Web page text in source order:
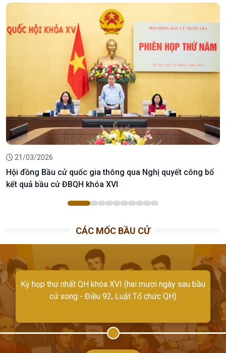
21/03/2026
Hội đồng Bầu cử quốc gia thông qua Nghị quyết công bố
kết quả bầu cử ĐBQH khóa XVI
CÁC MỐC BẦU CỬ
Các tổ chức phụ trách bầu cử địa phương thực
hiện nhiệm vụ (Điều 92)
Kỳ họp thứ nhất QH khóa XVI (hai mươi ngày sau bầu
cử xong - Điều 92, Luật Tổ chức QH)